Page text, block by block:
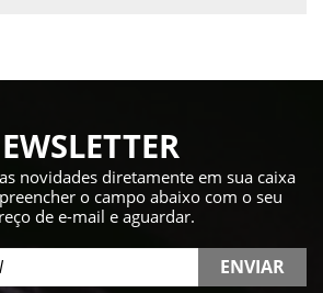
novidades diretamente em sua caixa
o campo abaixo com o seu
de e-mail e aguardar.
ENVIAR